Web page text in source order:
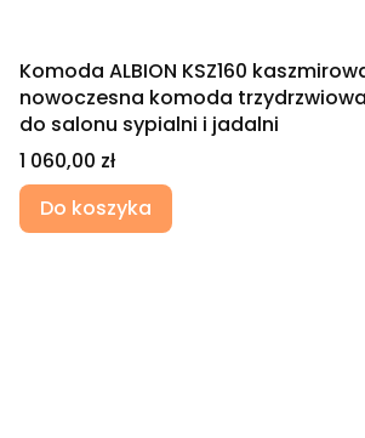
Komoda ALBION KSZ160
nowoczesna komoda
do salonu sypialni i jadalni
Cena
1 060,00 zł
Do koszyka